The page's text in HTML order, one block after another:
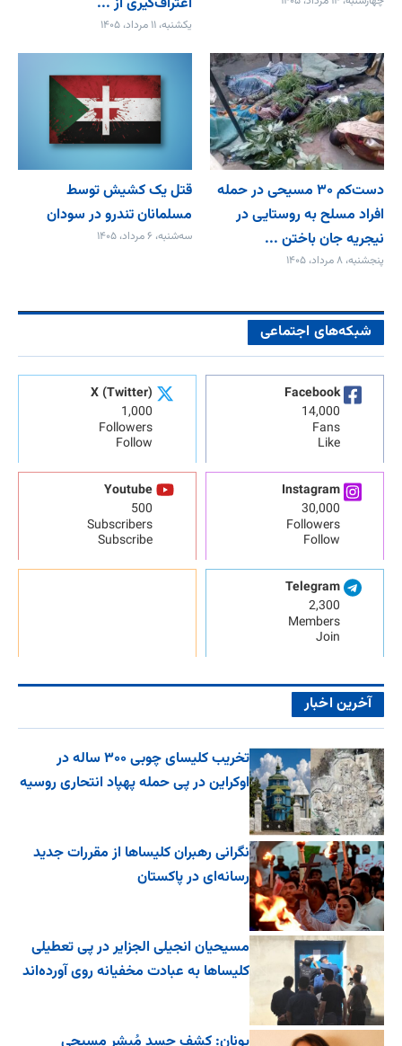
یکشنبه، ۱۱ مرداد، ۱۴۰۵
دست‌کم ۳۰ مسیحی در حمله
افراد مسلح به روستایی در
نیجریه جان باختن ...
پنجشنبه، ۸ مرداد، ۱۴۰۵
قتل یک کشیش توسط
مسلمانان تندرو در سودان
سه‌شنبه، ۶ مرداد، ۱۴۰۵
شبکه‌های اجتماعی
Facebook
14,000
Fans
Like
X (Twitter)
1,000
Followers
Follow
Instagram
30,000
Followers
Follow
Youtube
500
Subscribers
Subscribe
Telegram
2,300
Members
Join
آخرین اخبار
تخریب کلیسای چوبی ۳۰۰ ساله در
اوکراین در پی حمله پهپاد انتحاری روسیه
نگرانی رهبران کلیساها از مقررات جدید
رسانه‌ای در پاکستان
مسیحیان انجیلی الجزایر در پی تعطیلی
کلیساها به عبادت مخفیانه روی آورده‌اند